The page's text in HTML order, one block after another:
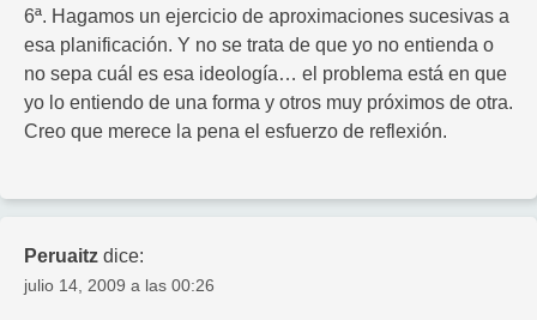
6ª. Hagamos un ejercicio de aproximaciones sucesivas a
esa planificación. Y no se trata de que yo no entienda o
no sepa cuál es esa ideología… el problema está en que
yo lo entiendo de una forma y otros muy próximos de otra.
Creo que merece la pena el esfuerzo de reflexión.
Peruaitz dice:
julio 14, 2009 a las 00:26